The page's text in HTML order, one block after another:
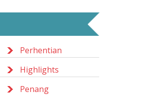
Perhentian
Highlights
Penang